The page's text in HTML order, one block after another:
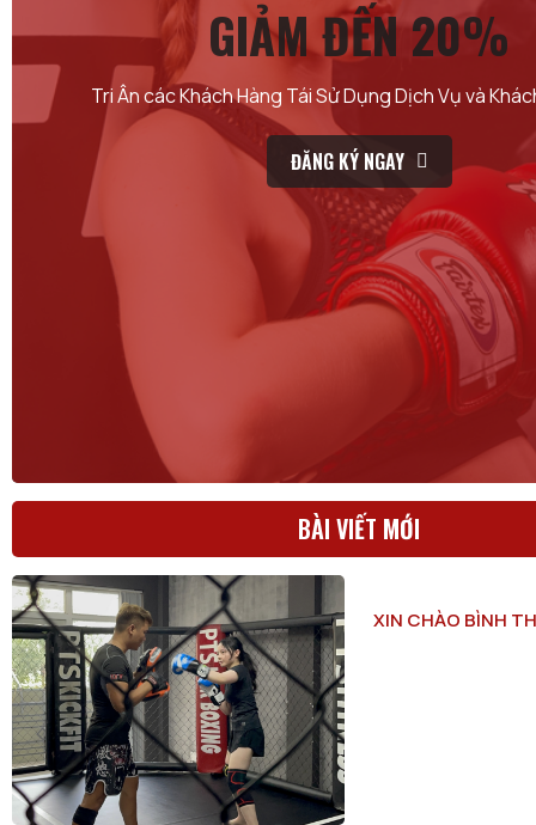
GIẢM ĐẾN 20%
Tri Ân các Khách Hàng Tái Sử Dụng Dịch Vụ và
ĐĂNG KÝ NGAY
BÀI VIẾT MỚI
XIN CHÀO BÌNH